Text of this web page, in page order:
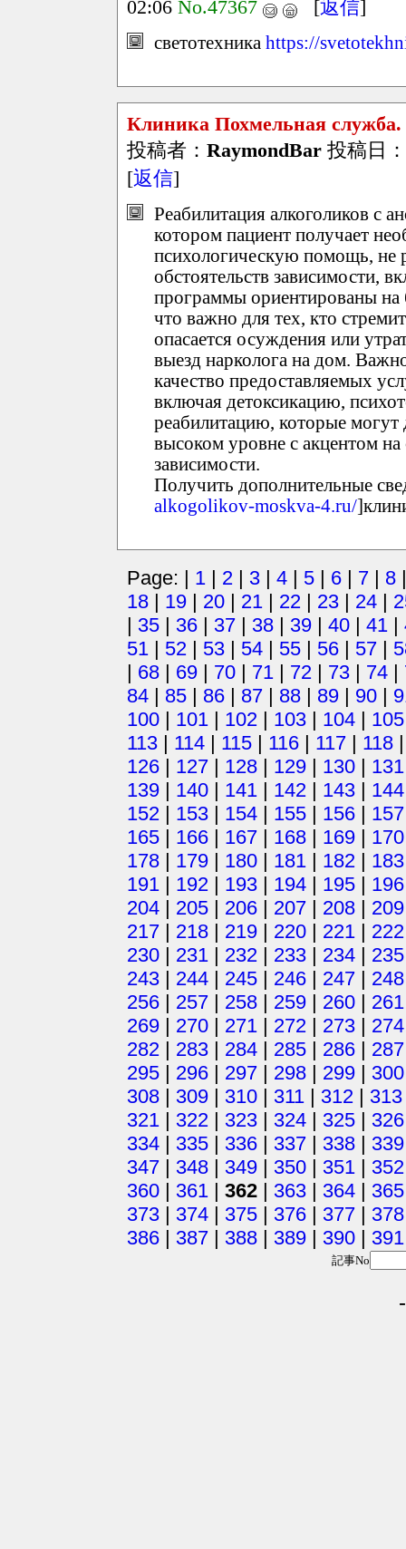
02:06 No.47367 [返信]
светотехника https://
Клиника Похмельная
投稿者： RaymondBar 投稿日
[返信]
Реабилитация алкоголиков с
котором пациент получает
психологическую помощь, не
обстоятельств зависимости,
программы ориентированы на
что важно для тех, кто
опасается осуждения или
выезд нарколога на дом.
качество предоставляемых
включая детоксикацию,
реабилитацию, которые могут
высоком уровне с акцентом
зависимости.
Получить дополнительные
alkogolikov-moskva-4.ru/
Page: | 1 | 2 | 3 | 4 | 5 | 6 | 7 | 8
18 | 19 | 20 | 21 | 22 | 23 | 24 |
| 35 | 36 | 37 | 38 | 39 | 40 | 41 |
51 | 52 | 53 | 54 | 55 | 56 | 57 |
| 68 | 69 | 70 | 71 | 72 | 73 | 74 |
84 | 85 | 86 | 87 | 88 | 89 | 90 |
100 | 101 | 102 | 103 | 104 | 105
113 | 114 | 115 | 116 | 117 | 118
126 | 127 | 128 | 129 | 130 | 131
139 | 140 | 141 | 142 | 143 | 144
152 | 153 | 154 | 155 | 156 | 157
165 | 166 | 167 | 168 | 169 | 170
178 | 179 | 180 | 181 | 182 | 183
191 | 192 | 193 | 194 | 195 | 196
204 | 205 | 206 | 207 | 208 | 209
217 | 218 | 219 | 220 | 221 | 222
230 | 231 | 232 | 233 | 234 | 235
243 | 244 | 245 | 246 | 247 | 248
256 | 257 | 258 | 259 | 260 | 261
269 | 270 | 271 | 272 | 273 | 274
282 | 283 | 284 | 285 | 286 | 287
295 | 296 | 297 | 298 | 299 | 300
308 | 309 | 310 | 311 | 312 | 313
321 | 322 | 323 | 324 | 325 | 326
334 | 335 | 336 | 337 | 338 | 339
347 | 348 | 349 | 350 | 351 | 352
360 | 361 | 362 | 363 | 364 | 365
373 | 374 | 375 | 376 | 377 | 378
386 | 387 | 388 | 389 | 390 | 391
記事No